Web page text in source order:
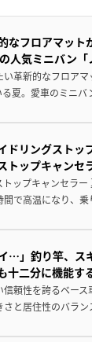
なフロアマッ
人気ミニバン
革新的なフロア
夏。愛車のミニ
ドリングスト
トップキャンセ
ップキャンセラ
で高温になり、
…」釣り竿、ス
二分に機能す
頼性を誇るベー
と居住性のバラ